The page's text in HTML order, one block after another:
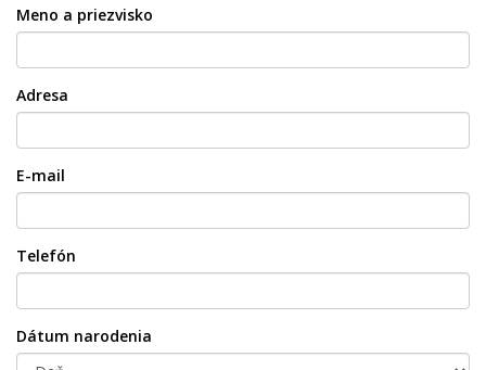
Meno a priezvisko
Adresa
E-mail
Telefón
Dátum narodenia